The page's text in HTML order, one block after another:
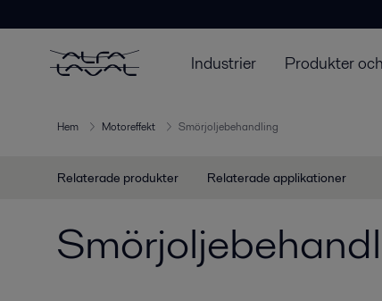
Industrier Produkter
Hem Motoreffekt Smörjoljebehandling
Relaterade produkter Relaterade applikationer